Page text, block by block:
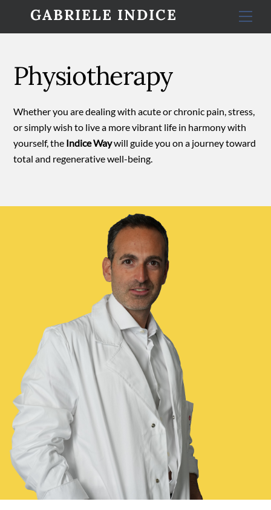
GABRIELE INDICE
Physiotherapy
Whether you are dealing with acute or chronic pain, stress,
or simply wish to live a more vibrant life in harmony with
yourself, the Indice Waywill guide you on a journey toward
total and regenerative well-being.